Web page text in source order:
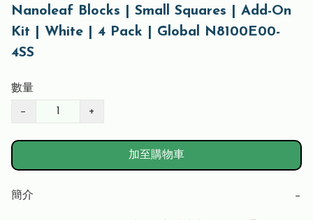
Nanoleaf Blocks | Small Squares | Add-On
Kit | White | 4 Pack | Global N8100E00-
4SS
數量
− +
加至購物車
簡介 −